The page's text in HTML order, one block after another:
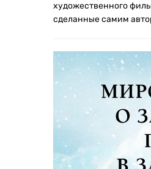
художественного
сделанные самим